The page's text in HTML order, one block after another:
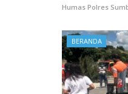
Humas Polres
BERANDA